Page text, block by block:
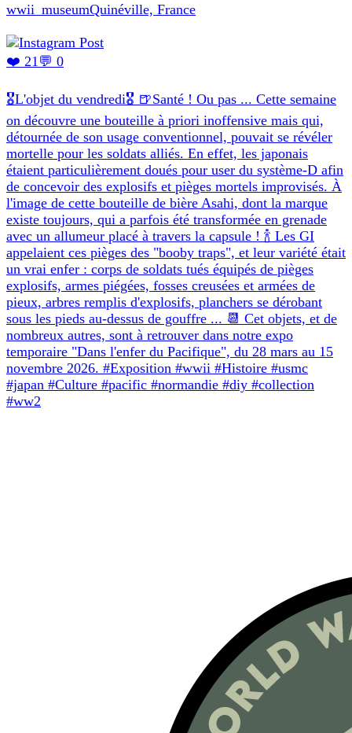
wwii_museumQuinéville, France
❤️ 21 💬 0
🎖L'objet du vendredi🎖 🍺Santé ! Ou pas ... Cette semaine
on découvre une bouteille à priori inoffensive mais qui,
détournée de son usage conventionnel, pouvait se révéler
mortelle pour les soldats alliés. En effet, les japonais
étaient particulièrement doués pour user du système-D afin
de concevoir des explosifs et pièges mortels improvisés. À
l'image de cette bouteille de bière Asahi, dont la marque
existe toujours, qui a parfois été transformée en grenade
avec un allumeur placé à travers la capsule ! 🍾 Les GI
appelaient ces pièges des "booby traps", et leur variété était
un vrai enfer : corps de soldats tués équipés de pièges
explosifs, armes piégées, fosses creusées et armées de
pieux, arbres remplis d'explosifs, planchers se dérobant
sous les pieds au-dessus de gouffre ... 📆 Cet objets, et de
nombreux autres, sont à retrouver dans notre expo
temporaire "Dans l'enfer du Pacifique", du 28 mars au 15
novembre 2026. #Exposition #wwii #Histoire #usmc
#japan #Culture #pacific #normandie #diy #collection
#ww2